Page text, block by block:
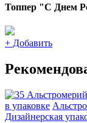
Топпер "С Днем
+ Добавить
в упаковке
Дизайнерская